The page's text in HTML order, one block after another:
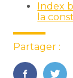
Index
la
Partager :